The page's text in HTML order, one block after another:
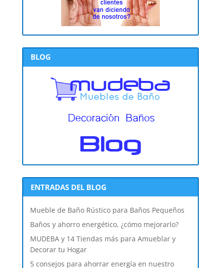
BLOG
ENTRADAS DEL BLOG
Mueble de Baño Rústico para Baños Pequeños
Baños y ahorro energético, ¿cómo mejorarlo?
MUDEBA y 14 Tiendas más para Amueblar y
Decorar tu Hogar
5 consejos para ahorrar energía en nuestro